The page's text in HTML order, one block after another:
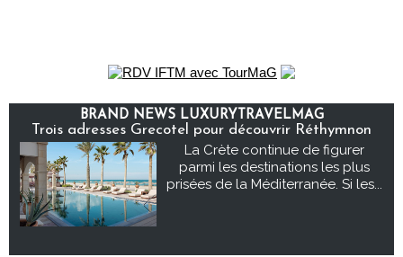
BRAND NEWS LUXURYTRAVELMAG
Trois adresses Grecotel pour découvrir Réthymnon
La Crète continue de figurer
parmi les destinations les plus
prisées de la Méditerranée. Si les...